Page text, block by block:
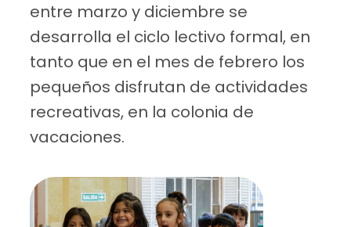
entre marzo y diciembre se
desarrolla el ciclo lectivo formal, en
tanto que en el mes de febrero los
pequeños disfrutan de actividades
recreativas, en la colonia de
vacaciones.